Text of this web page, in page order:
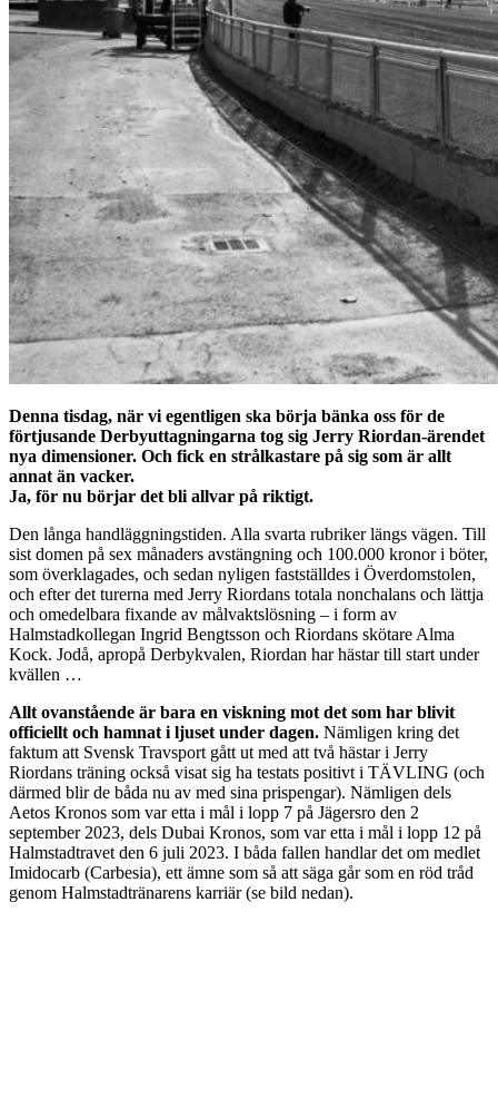
Denna tisdag, när vi egentligen ska börja bänka oss för de
förtjusande Derbyuttagningarna tog sig Jerry Riordan-ärendet
nya dimensioner. Och fick en strålkastare på sig som är allt
annat än vacker.
Ja, för nu börjar det bli allvar på riktigt.
Den långa handläggningstiden. Alla svarta rubriker längs vägen. Till
sist domen på sex månaders avstängning och 100.000 kronor i böter,
som överklagades, och sedan nyligen fastställdes i Överdomstolen,
och efter det turerna med Jerry Riordans totala nonchalans och lättja
och omedelbara fixande av målvaktslösning – i form av
Halmstadkollegan Ingrid Bengtsson och Riordans skötare Alma
Kock. Jodå, apropå Derbykvalen, Riordan har hästar till start under
kvällen …
Allt ovanstående är bara en viskning mot det som har blivit
officiellt och hamnat i ljuset under dagen. Nämligen kring det
faktum att Svensk Travsport gått ut med att två hästar i Jerry
Riordans träning också visat sig ha testats positivt i TÄVLING (och
därmed blir de båda nu av med sina prispengar). Nämligen dels
Aetos Kronos som var etta i mål i lopp 7 på Jägersro den 2
september 2023, dels Dubai Kronos, som var etta i mål i lopp 12 på
Halmstadtravet den 6 juli 2023. I båda fallen handlar det om medlet
Imidocarb (Carbesia), ett ämne som så att säga går som en röd tråd
genom Halmstadtränarens karriär (se bild nedan).